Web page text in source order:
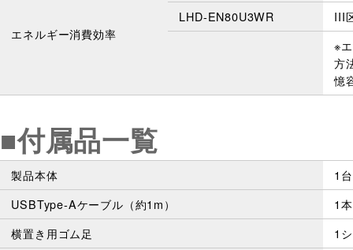
エネルギー消費効率
LHD-EN80U3WR
III
※
方
憶
■付属品一覧
製品本体
1台
USBType-Aケーブル（約1m）
1本
横置き用ゴム足
1